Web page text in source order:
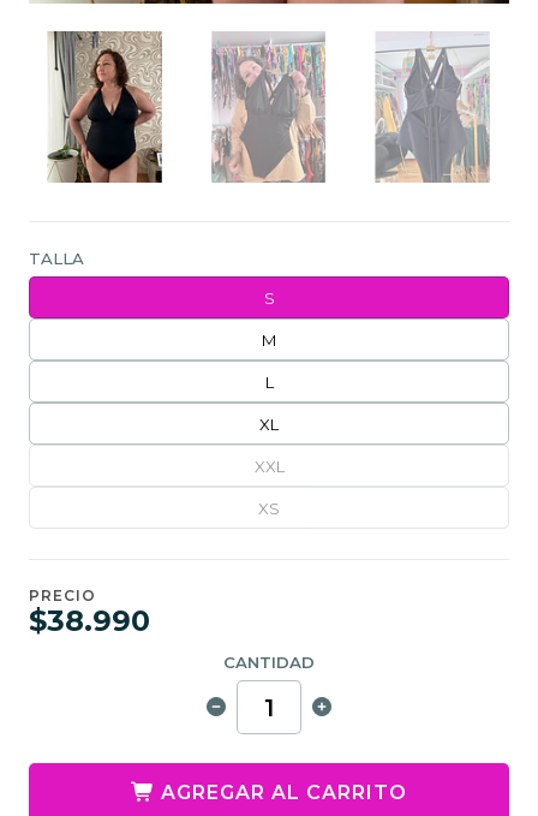
TALLA
S
M
L
XL
XXL
XS
PRECIO
$38.990
CANTIDAD
AGREGAR AL CARRITO